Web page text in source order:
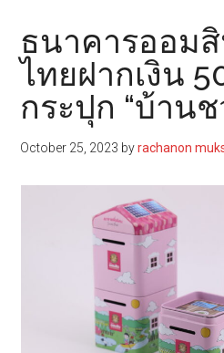
ธนาคารออม
ไทยฝากเงิน
กระปุก “บ้าน
October 25, 2023 byrachanon